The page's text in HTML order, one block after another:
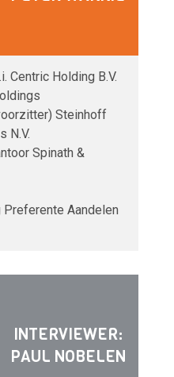
Centric Holding B.V.
Steinhoff
N.V.
Spinath &
Aandelen
INTERVIEWER:
PAUL NOBELEN